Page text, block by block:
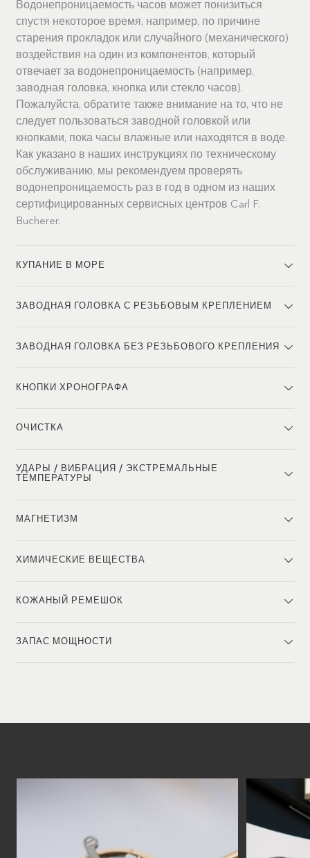
Водонепроницаемость часов может понизиться
спустя некоторое время, например, по причине
старения прокладок или случайного (механического)
воздействия на один из компонентов, который
отвечает за водонепроницаемость (например,
заводная головка, кнопка или стекло часов).
Пожалуйста, обратите также внимание на то, что не
следует пользоваться заводной головкой или
кнопками, пока часы влажные или находятся в воде.
Как указано в наших инструкциях по техническому
обслуживанию, мы рекомендуем проверять
водонепроницаемость раз в год в одном из наших
сертифицированных сервисных центров Carl F.
Bucherer.
КУПАНИЕ В МОРЕ
ЗАВОДНАЯ ГОЛОВКА С РЕЗЬБОВЫМ КРЕПЛЕНИЕМ
ЗАВОДНАЯ ГОЛОВКА БЕЗ РЕЗЬБОВОГО КРЕПЛЕНИЯ
КНОПКИ ХРОНОГРАФА
ОЧИСТКА
УДАРЫ / ВИБРАЦИЯ / ЭКСТРЕМАЛЬНЫЕ
ТЕМПЕРАТУРЫ
МАГНЕТИЗМ
ХИМИЧЕСКИЕ ВЕЩЕСТВА
КОЖАНЫЙ РЕМЕШОК
ЗАПАС МОЩНОСТИ